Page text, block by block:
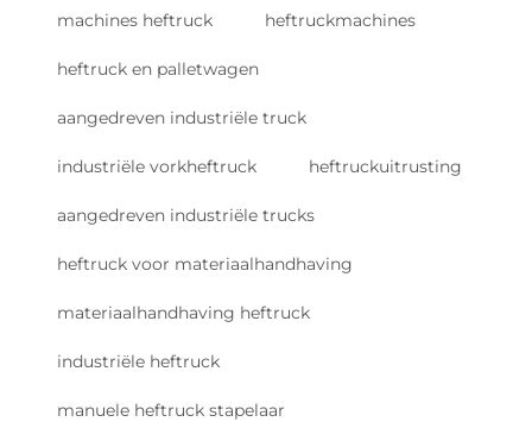
machines heftruck heftruckmachines
heftruck en palletwagen
aangedreven industriële truck
industriële vorkheftruck heftruckuitrusting
aangedreven industriële trucks
heftruck voor materiaalhandhaving
materiaalhandhaving heftruck
industriële heftruck
manuele heftruck stapelaar